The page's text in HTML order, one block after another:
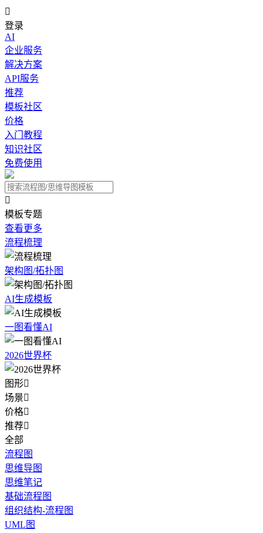

登录
AI
企业服务
解决方案
API服务
推荐
模板社区
价格
入门教程
知识社区
免费使用

模板专题
查看更多
流程梳理
架构图/拓扑图
AI生成模板
一图看懂AI
2026世界杯
图形
场景
价格
推荐
全部
流程图
思维导图
思维笔记
基础流程图
组织结构-流程图
UML图